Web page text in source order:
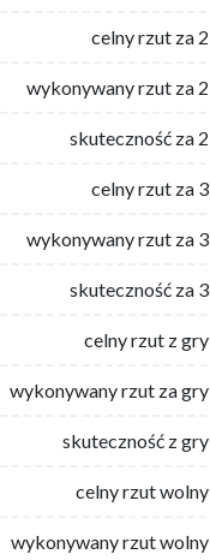
celny rzut za 2
wykonywany rzut za 2
skuteczność za 2
celny rzut za 3
wykonywany rzut za 3
skuteczność za 3
celny rzut z gry
wykonywany rzut za gry
skuteczność z gry
celny rzut wolny
wykonywany rzut wolny
celny rzut za 2
wykonywany rzut za 2
skuteczność za 2
celny rzut za 3
wykonywany rzut za 3
skuteczność za 3
celny rzut z gry
wykonywany rzut za gry
skuteczność z gry
celny rzut wolny
wykonywany rzut wolny